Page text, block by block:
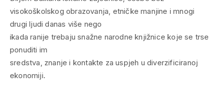
visokoškolskog obrazovanja, etničke manjine i mnogi
drugi ljudi danas više nego
ikada ranije trebaju snažne narodne knjižnice koje se trse
ponuditi im
sredstva, znanje i kontakte za uspjeh u diverzificiranoj
ekonomiji.